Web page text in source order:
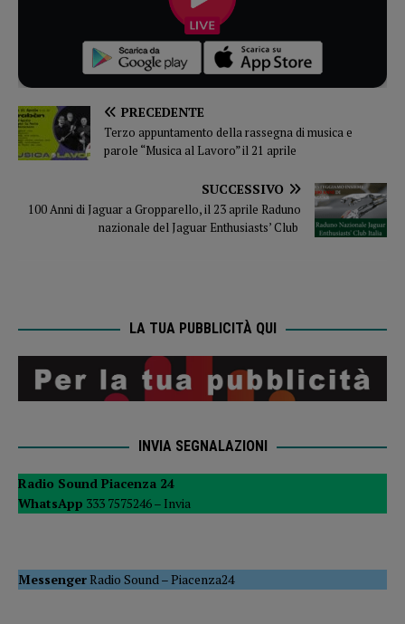
PRECEDENTE
Terzo appuntamento della rassegna di musica e
parole “Musica al Lavoro” il 21 aprile
SUCCESSIVO
100 Anni di Jaguar a Gropparello, il 23 aprile Raduno
nazionale del Jaguar Enthusiasts’ Club
LA TUA PUBBLICITÀ QUI
INVIA SEGNALAZIONI
Radio Sound Piacenza 24
WhatsApp 333 7575246 – Invia
MessengerRadio Sound–Piacenza24